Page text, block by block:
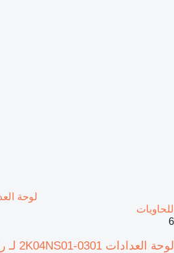
للحاويات
6
لوحة العدادات 2K04NS01-0301 لـ رافعة للحاويات